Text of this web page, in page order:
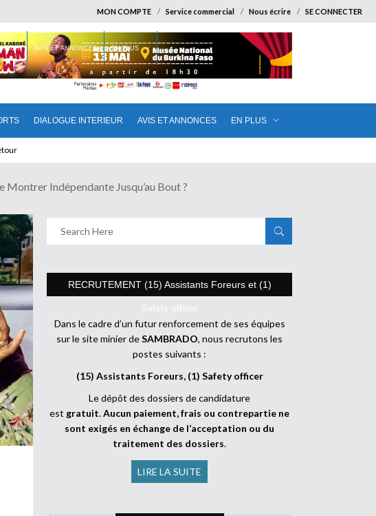
MON COMPTE Service commercial Nous écrire SE CONNECTER
DIALOGUE INTERIEUR AVIS ET ANNONCES EN PLUS
AVIS ET ANNONCES EN PLUS
Montrer Indépendante Jusqu’au Bout ?
RECRUTEMENT (15) Assistants Foreurs et (1)
Safety officer
Dans le cadre d’un futur renforcement de ses équipes
sur le site minier deSAMBRADO, nous recrutons les
postes suivants :
(15) Assistants Foreurs, (1) Safety officer
Le dépôt des dossiers de candidature
est gratuit.Aucun paiement, frais ou contrepartie ne
sont exigés en échange de l’acceptation ou du
traitement des dossiers.
LIRE LA SUITE